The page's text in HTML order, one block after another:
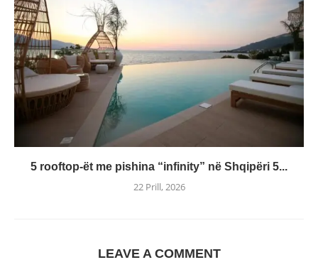
5 rooftop-ët me pishina “infinity” në Shqipëri 5...
22 Prill, 2026
LEAVE A COMMENT